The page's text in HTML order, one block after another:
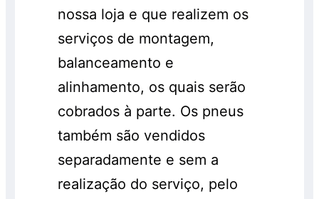
nossa loja e que realizem os
serviços de montagem,
balanceamento e
alinhamento, os quais serão
cobrados à parte. Os pneus
também são vendidos
separadamente e sem a
realização do serviço, pelo